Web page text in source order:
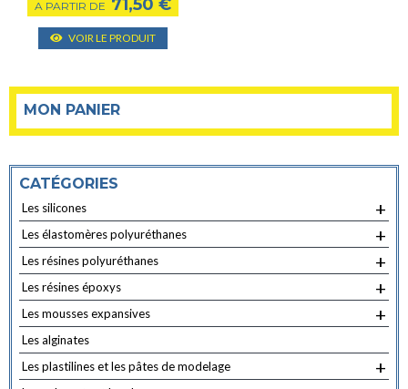
du
A PARTIR DE 71,50 €
VOIR LE PRODUIT
Ce
produit
plusieurs
Les
options
choisies
la
page
du
MON PANIER
CATÉGORIES
+
Les silicones
+
Les élastomères polyuréthanes
+
Les résines polyuréthanes
+
Les résines époxys
+
Les mousses expansives
Les alginates
+
Les plastilines et les pâtes de modelage